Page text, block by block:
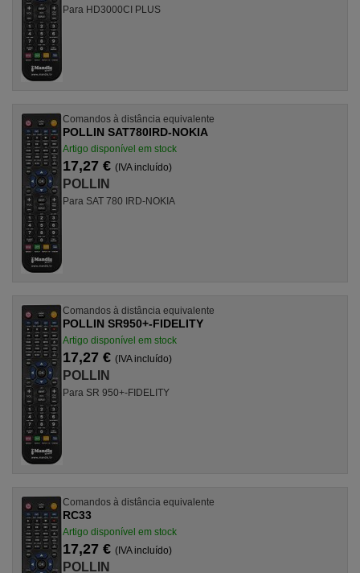
Para HD3000CI PLUS
Comandos à distância equivalente
POLLIN SAT780IRD-NOKIA
Artigo disponível em stock
17,27 € (IVA incluído)
POLLIN
Para SAT 780 IRD-NOKIA
Comandos à distância equivalente
POLLIN SR950+-FIDELITY
Artigo disponível em stock
17,27 € (IVA incluído)
POLLIN
Para SR 950+-FIDELITY
Comandos à distância equivalente
RC33
Artigo disponível em stock
17,27 € (IVA incluído)
POLLIN